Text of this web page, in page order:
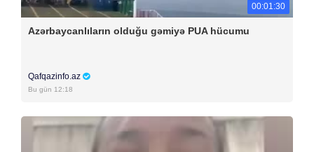
00:01:30
Azərbaycanlıların olduğu gəmiyə PUA hücumu
Qafqazinfo.az
Bu gün 12:18